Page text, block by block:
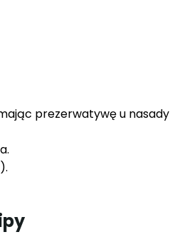
prezerwatywę u nasady